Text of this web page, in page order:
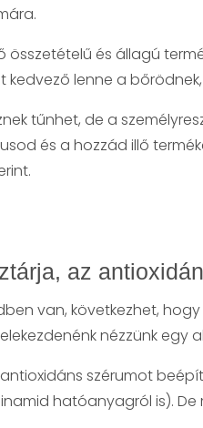
összetételű és állagú
lenne a
tűnhet, de a
és a hozzád illő
az
van, következhet, hogy
nézzünk egy
szérumot
hatóanyagról is).